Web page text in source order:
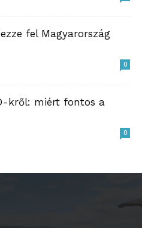
fel Magyarország
0
kről: miért fontos a
0